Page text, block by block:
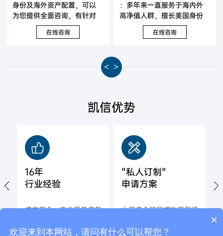
身份及海外资产配置，可以
为您提供全面咨询，有针对
性地提出解决方案。
在线咨询
：多年来一直服务于海内外
高净值人群，擅长美国身份
及海外资产配置，可以为您
提供全面咨询，有针对性地
在线咨询
< >
凯信优势
16年
行业经验
成立至今，专业服务多年
传，良身订制移民方案，
"私人订制"
申请方案
上万多个移民成功案例涵
你们是怎么收费的呢？×
欢迎来到本网站，请问有什么可以帮您？